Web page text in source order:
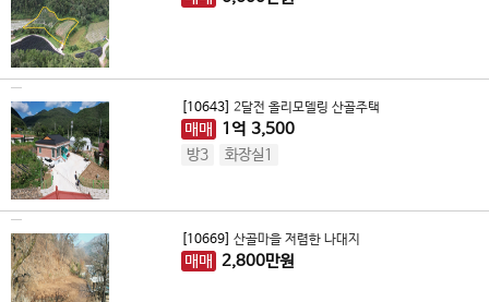
[10643] 2달전 올리모델링 산골주택
매매 1 억 3,500
방3 화장실1
[10669] 산골마을 저렴한 나대지
매매 2,800만원